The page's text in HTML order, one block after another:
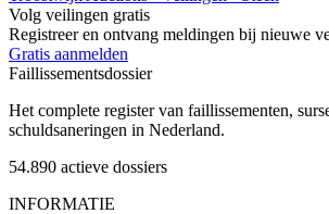
Volg veilingen gratis
Registreer en ontvang meldingen bij nieuwe
Gratis aanmelden
Faillissementsdossier
Het complete register van faillissementen,
schuldsaneringen in Nederland.
54.890 actieve dossiers
INFORMATIE